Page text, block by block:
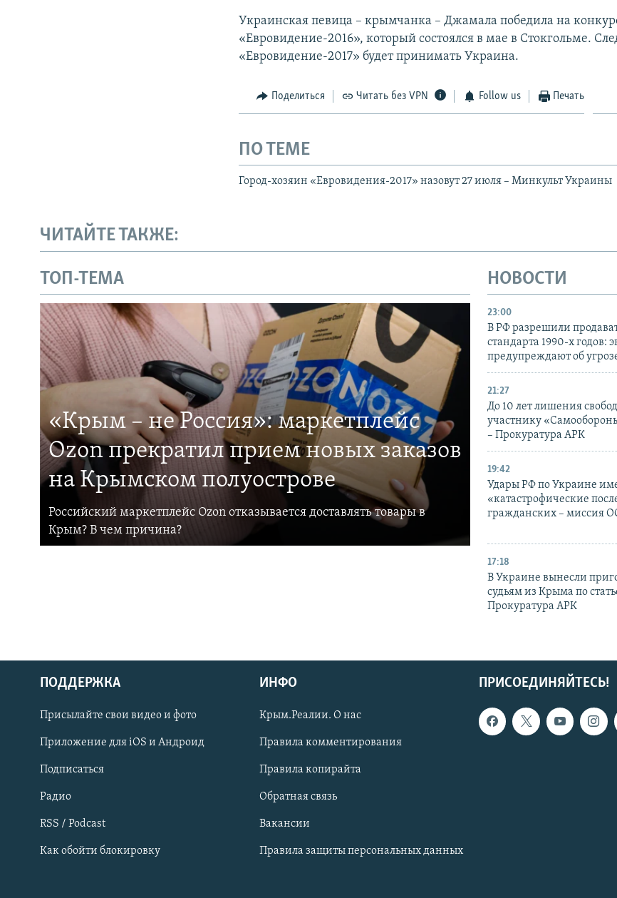
Українською
Qırımtatar
ПРИСОЕДИНЯЙТЕСЬ!
Украинская певица – крымчанка – Джамала победила на
«Евровидение-2016», который состоялся в мае в Стокгольме.
«Евровидение-2017» будет принимать Украина.
Поделиться Читать без VPN Follow us Печать
ПО ТЕМЕ
Город-хозяин «Евровидения-2017» назовут 27 июля – Минкульт Украины
ЧИТАЙТЕ ТАКЖЕ:
ТОП-ТЕМА
«Крым – не Россия»: маркетплейс
Ozon прекратил прием новых заказов
на Крымском полуострове
Российский маркетплейс Ozon отказывается доставлять товары в
Крым? В чем причина?
НОВОСТИ
23:00
В РФ разрешили
стандарта 1990-х годов:
предупреждают об
21:27
До 10 лет лишения
участнику
– Прокуратура АРК
19:42
Удары РФ по Украине
«катастрофические
гражданских – миссия
17:18
В Украине вынесли
судьям из Крыма по
Прокуратура АРК
ПРИСОЕДИНЯЙТЕСЬ!
ПОДДЕРЖКА
Присылайте свои видео и фото
Приложение для iOS и Андроид
Подписаться
Радио
RSS / Podcast
Как обойти блокировку
ИНФО
Крым.Реалии. О нас
Правила комментирования
Правила копирайта
Обратная связь
Вакансии
Правила защиты персональных данных